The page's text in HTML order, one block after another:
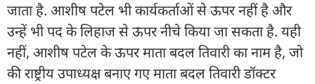
जाता है. आशीष पटेल भी कार्यकर्ताओं से ऊपर नहीं है और
उन्हें भी पद के लिहाज से ऊपर नीचे किया जा सकता है. यही
नहीं, आशीष पटेल के ऊपर माता बदल तिवारी का नाम है, जो
की राष्ट्रीय उपाध्यक्ष बनाए गए माता बदल तिवारी डॉक्टर